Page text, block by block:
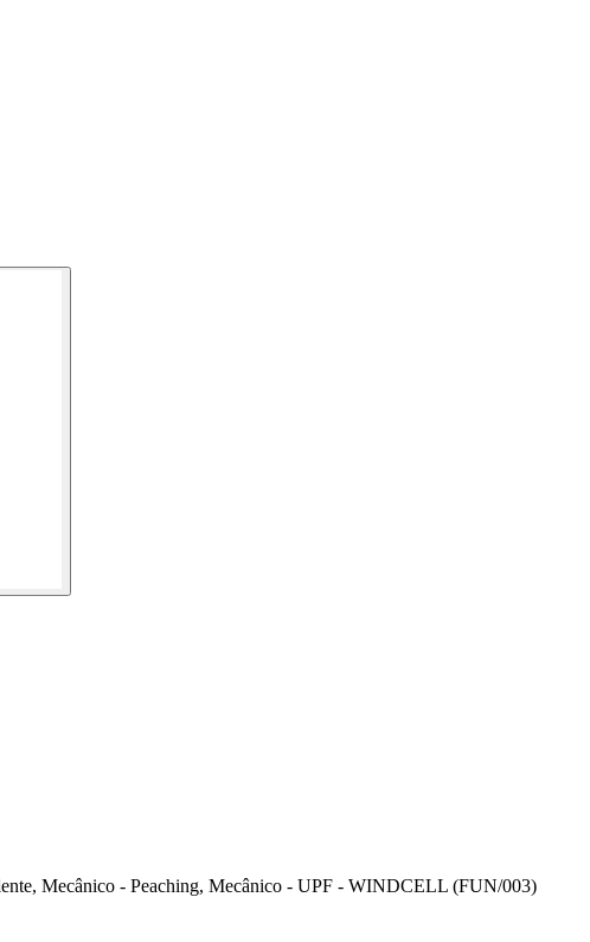
Mecânico - Peaching, Mecânico - UPF - WINDCELL (FUN/003)